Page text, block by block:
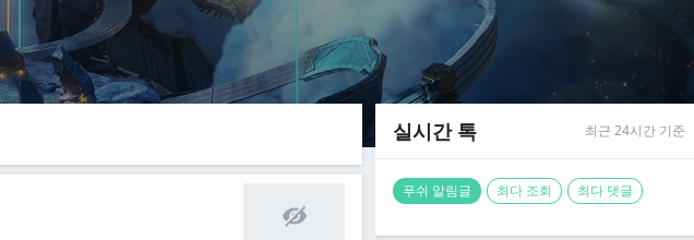
실시간 톡 최근 24시간 기준
푸쉬 알림글 최다 조회 최다 댓글